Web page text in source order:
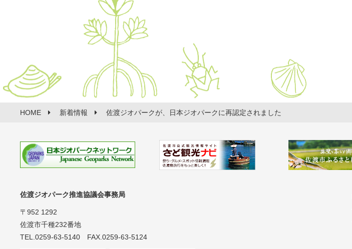
HOME 新着情報 佐渡ジオパークが、日本ジオパークに再認定されました
佐渡ジオパーク推進協議会事務局
〒952 1292
佐渡市千種232番地
TEL.0259-63-5140 FAX.0259-63-5124